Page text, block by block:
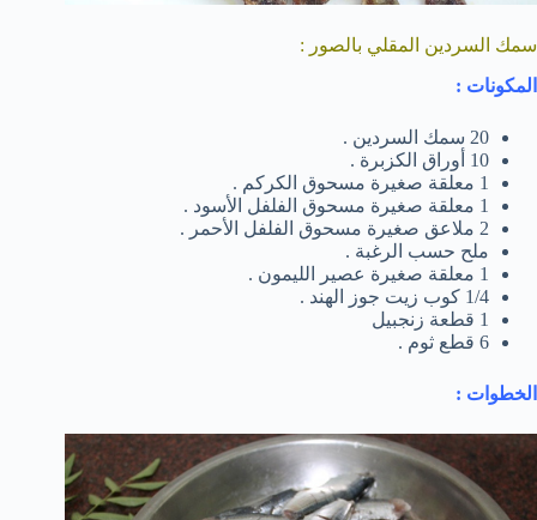
سمك السردين المقلي بالصور :
المكونات :
20 سمك السردين .
10 أوراق الكزبرة .
1 معلقة صغيرة مسحوق الكركم .
1 معلقة صغيرة مسحوق الفلفل الأسود .
2 ملاعق صغيرة مسحوق الفلفل الأحمر .
ملح حسب الرغبة .
1 معلقة صغيرة عصير الليمون .
1/4 كوب زيت جوز الهند .
1 قطعة زنجبيل
6 قطع ثوم .
الخطوات :